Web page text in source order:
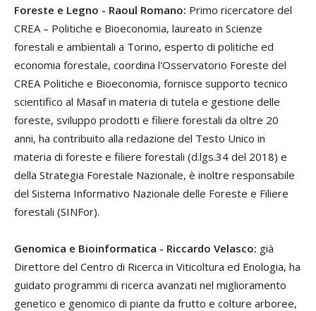
Foreste e Legno - Raoul Romano: Primo ricercatore del
CREA – Politiche e Bioeconomia, laureato in Scienze
forestali e ambientali a Torino, esperto di politiche ed
economia forestale, coordina l'Osservatorio Foreste del
CREA Politiche e Bioeconomia, fornisce supporto tecnico
scientifico al Masaf in materia di tutela e gestione delle
foreste, sviluppo prodotti e filiere forestali da oltre 20
anni, ha contribuito alla redazione del Testo Unico in
materia di foreste e filiere forestali (d.lgs.34 del 2018) e
della Strategia Forestale Nazionale, è inoltre responsabile
del Sistema Informativo Nazionale delle Foreste e Filiere
forestali (SINFor).
Genomica e Bioinformatica - Riccardo Velasco: già
Direttore del Centro di Ricerca in Viticoltura ed Enologia, ha
guidato programmi di ricerca avanzati nel miglioramento
genetico e genomico di piante da frutto e colture arboree,